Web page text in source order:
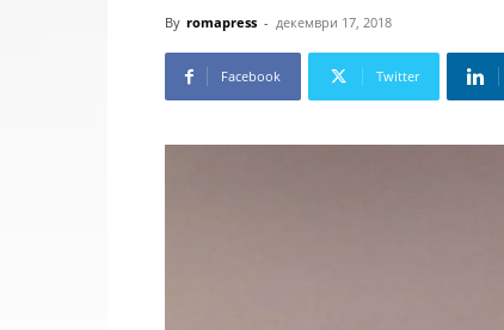
By romapress - декември 17, 2018
Facebook Twitter